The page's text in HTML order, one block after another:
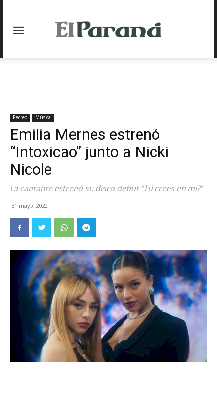
Recreo Música
Emilia Mernes estrenó
“Intoxicao” junto a Nicki
Nicole
La cantante estrenó su disco debut “Tú crees en mi?”
31 mayo, 2022